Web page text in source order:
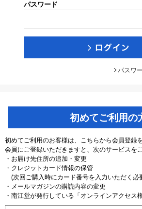
パスワード
パスワ
初めてご利用の
初めてご利用のお客様は、こちらから会員登録
会員にご登録いただきますと、次のサービスを
・お届け先住所の追加・変更
・クレジットカード情報の保管
(次回ご購入時にカード番号を入力いただく必
・メールマガジンの購読内容の変更
・南江堂が発行している「オンラインアクセス